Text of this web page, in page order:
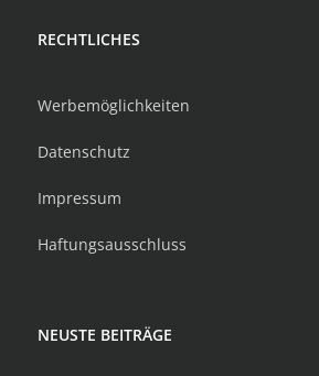
RECHTLICHES
Werbemöglichkeiten
Datenschutz
Impressum
Haftungsausschluss
NEUSTE BEITRÄGE